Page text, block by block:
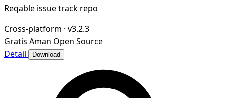
Reqable issue track repo
Cross-platform · v3.2.3
Gratis Aman Open Source
Detail
Download